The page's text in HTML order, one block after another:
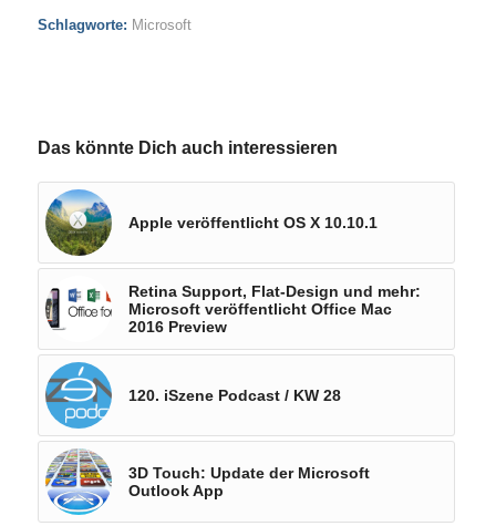
Schlagworte: Microsoft
Das könnte Dich auch interessieren
Apple veröffentlicht OS X 10.10.1
Retina Support, Flat-Design und mehr:
Microsoft veröffentlicht Office Mac
2016 Preview
120. iSzene Podcast / KW 28
3D Touch: Update der Microsoft
Outlook App